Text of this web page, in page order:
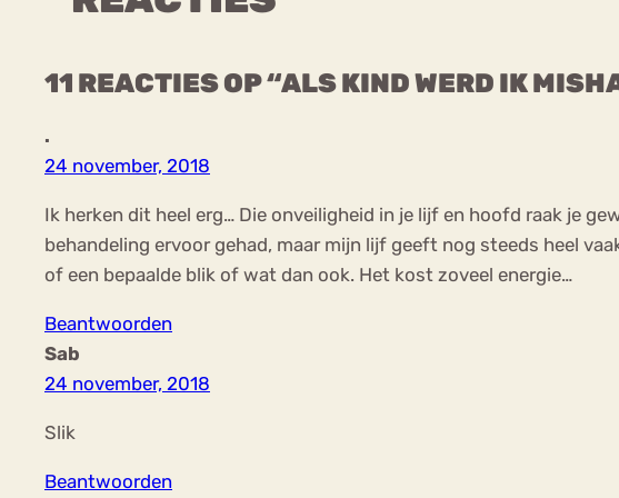
11 REACTIES OP “ALS KIND WERD IK
.
24 november, 2018
Ik herken dit heel erg… Die onveiligheid in je lijf en hoofd raak je
behandeling ervoor gehad, maar mijn lijf geeft nog steeds heel
of een bepaalde blik of wat dan ook. Het kost zoveel energie…
Beantwoorden
Sab
24 november, 2018
Slik
Beantwoorden